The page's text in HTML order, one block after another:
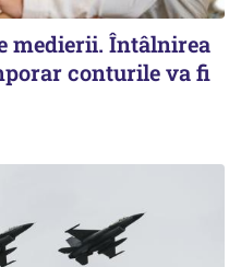
medierii. Întâlnirea
conturile va fi